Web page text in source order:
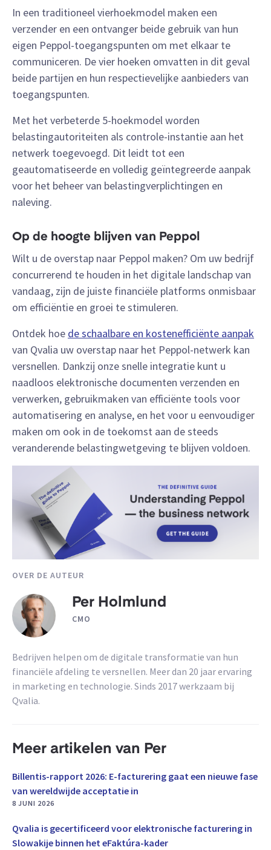
In een traditioneel vierhoekmodel maken een
verzender en een ontvanger beide gebruik van hun
eigen Peppol-toegangspunten om met elkaar te
communiceren. De vier hoeken omvatten in dit geval
beide partijen en hun respectievelijke aanbieders van
toegangspunten.
Met het verbeterde 5-hoekmodel worden
belastingautoriteiten als controle-instantie aan het
netwerk toegevoegd. Dit leidt tot een
geautomatiseerde en volledig geïntegreerde aanpak
voor het beheer van belastingverplichtingen en
naleving.
Op de hoogte blijven van Peppol
Wilt u de overstap naar Peppol maken? Om uw bedrijf
concurrerend te houden in het digitale landschap van
vandaag, zijn de juiste financiële platforms onmisbaar
om efficiëntie en groei te stimuleren.
Ontdek hoe de schaalbare en kostenefficiënte aanpak
van Qvalia uw overstap naar het Peppol-netwerk kan
versnellen. Dankzij onze snelle integratie kunt u
naadloos elektronische documenten verzenden en
verwerken, gebruikmaken van efficiënte tools voor
automatisering en analyse, en het voor u eenvoudiger
maken om ook in de toekomst aan de steeds
veranderende belastingwetgeving te blijven voldoen.
OVER DE AUTEUR
Per Holmlund
CMO
Bedrijven helpen om de digitale transformatie van hun
financiële afdeling te versnellen. Meer dan 20 jaar ervaring
in marketing en technologie. Sinds 2017 werkzaam bij
Qvalia.
Meer artikelen van Per
Billentis-rapport 2026: E-facturering gaat een nieuwe fase
van wereldwijde acceptatie in
8 JUNI 2026
Qvalia is gecertificeerd voor elektronische facturering in
Slowakije binnen het eFaktúra-kader